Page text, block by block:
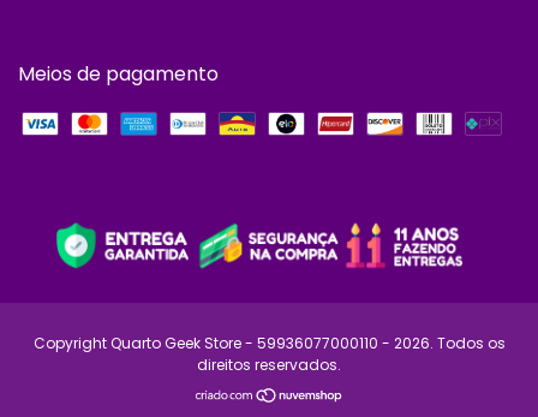
Meios de pagamento
Copyright Quarto Geek Store - 59936077000110 - 2026. Todos os
direitos reservados.